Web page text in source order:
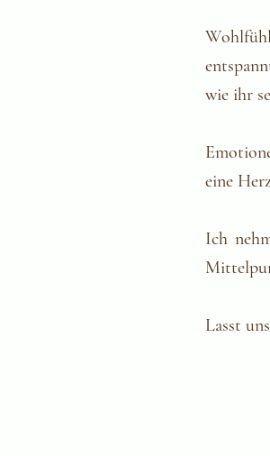
wie ihr
eine
Ich
Lasst